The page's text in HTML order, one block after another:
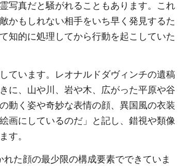
写真だと騒がれることもあります。これ
かもしれない相手をいち早く発見するた
知的に処理してから行動を起こしていた
ています。レオナルドダヴィンチの遺稿
に、山や川、岩や木、広がった平原や谷
動く姿や奇妙な表情の顔、異国風の衣装
画にしているのだ」と記し、錯視や類像
す。
た顔の最少限の構成要素でできていま